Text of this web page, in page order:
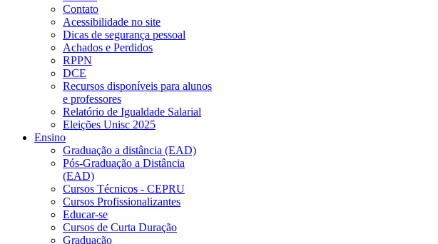
Contato
Acessibilidade no site
Dicas de segurança pessoal
Achados e Perdidos
RPPN
DCE
Recursos disponíveis para alunos
e professores
Relatório de Igualdade Salarial
Eleições Unisc 2025
Ensino
Graduação a distância (EAD)
Pós-Graduação a Distância
(EAD)
Cursos Técnicos - CEPRU
Cursos Profissionalizantes
Educar-se
Cursos de Curta Duração
Graduação